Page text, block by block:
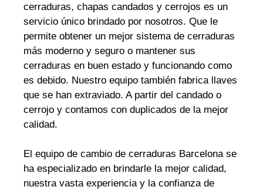
cerraduras, chapas candados y cerrojos es un
servicio único brindado por nosotros. Que le
permite obtener un mejor sistema de cerraduras
más moderno y seguro o mantener sus
cerraduras en buen estado y funcionando como
es debido. Nuestro equipo también fabrica llaves
que se han extraviado. A partir del candado o
cerrojo y contamos con duplicados de la mejor
calidad.
El equipo de cambio de cerraduras Barcelona se
ha especializado en brindarle la mejor calidad,
nuestra vasta experiencia y la confianza de